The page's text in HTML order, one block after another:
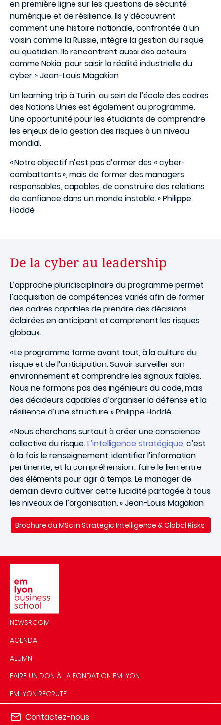
en première ligne sur les questions de sécurité
numérique et de résilience. Ils y découvrent
comment une histoire nationale, confrontée à un
voisin comme la Russie, intègre la gestion du risque
au quotidien. Ils rencontrent aussi des acteurs
comme Nokia, pour saisir la réalité industrielle du
cyber. » Jean-Louis Magakian
Un learning trip à Turin, au sein de l’école des cadres
des Nations Unies est également au programme.
Une opportunité pour les étudiants de comprendre
les enjeux de la gestion des risques à un niveau
mondial.
« Notre objectif n’est pas d’armer des « cyber-
combattants », mais de former des managers
responsables, capables, de construire des relations
de confiance dans un monde instable. » Philippe
Hoddé
De la cyber au leadership
L’approche pluridisciplinaire du programme permet
l’acquisition de compétences variés afin de former
des cadres capables de prendre des décisions
éclairées en anticipant et comprenant les risques
globaux.
« Le programme forme avant tout, à la culture du
risque et de l’anticipation. Savoir surveiller son
environnement et comprendre les signaux faibles.
Nous ne formons pas des ingénieurs du code, mais
des décideurs capables d’organiser la défense et la
résilience d’une structure. » Philippe Hoddé
« Nous cherchons surtout à créer une conscience
collective du risque.L’intelligence stratégique, c’est
à la fois le renseignement, identifier l’information
pertinente, et la compréhension : faire le lien entre
des éléments pour agir à temps. Le manager de
demain devra cultiver cette lucidité partagée à tous
les niveaux de l’organisation. »Jean-Louis Magakian
Brochure du MSc in Strategic Intelligence & Global Risks
NEWSROOM
AGENDA
ALUMNI
FAIRE UN DON À LA FONDATION EMLYON
EMLYON RECRUTE
Contactez-nous